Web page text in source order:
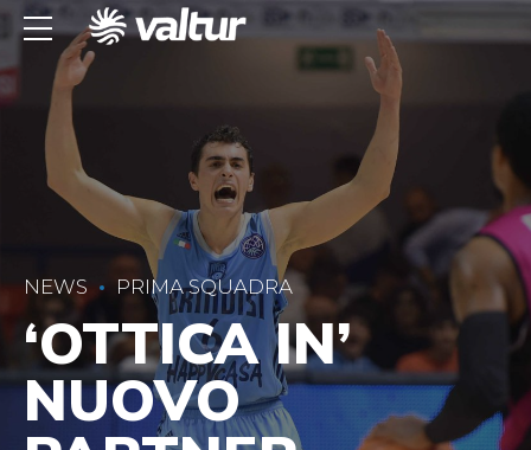
NEWS PRIMA SQUADRA
‘OTTICA IN’
NUOVO